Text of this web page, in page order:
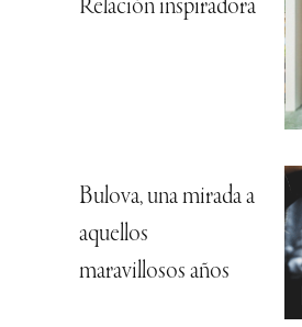
Relación inspiradora
Bulova, una mirada a
aquellos
maravillosos años